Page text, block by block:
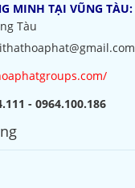
MINH TẠI VŨNG TÀU:
Tàu
- 0964.100.186